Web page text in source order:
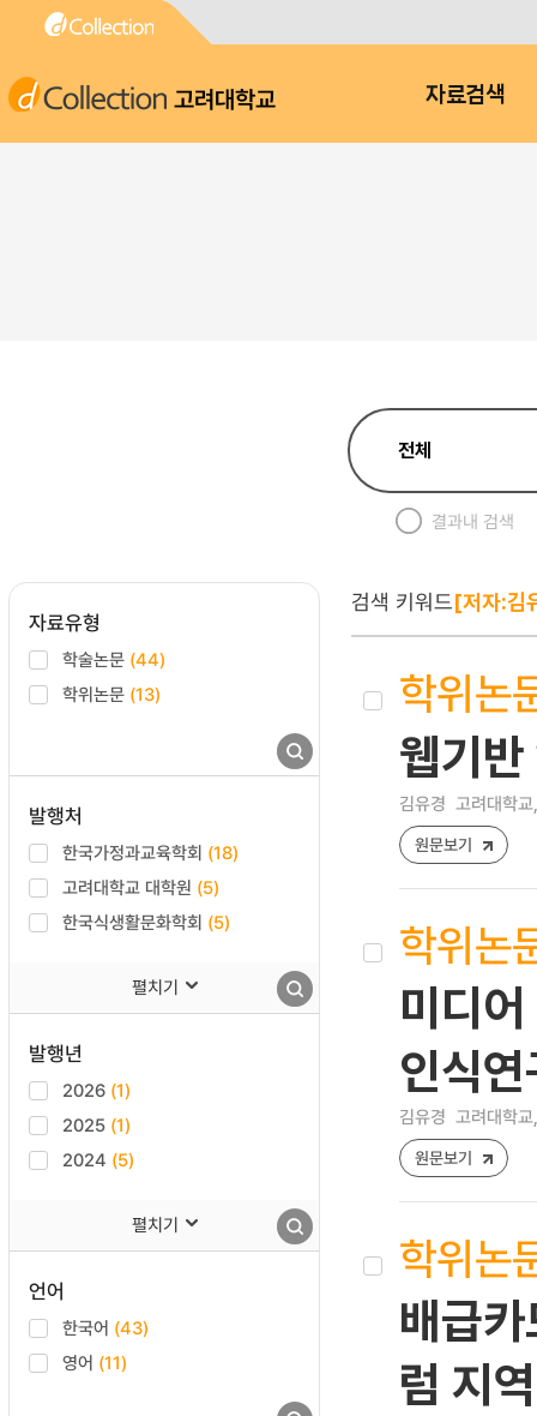
고려대학교 자료검색
결과내 검색
자료유형
학술논문 (44)
학위논문 (13)
발행처
한국가정과교육학회 (18)
고려대학교 대학원 (5)
한국식생활문화학회 (5)
펼치기
발행년
2026 (1)
2025 (1)
2024 (5)
펼치기
언어
한국어 (43)
영어 (11)
검색 키워드[저자:김
학위논
웹기
김유경 고려대학
원문보기
학위논
미디
인식연
김유경 고려대학
원문보기
학위논
배급
럼 지